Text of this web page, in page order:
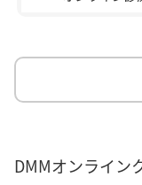
DMMオンライン